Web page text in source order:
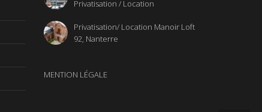
Privatisation / Location
Privatisation/ Location Manoir Loft
92, Nanterre
MENTION LÉGALE